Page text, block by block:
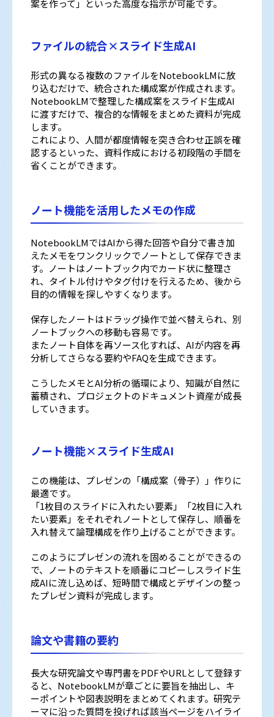
案を作って」といった高度な指示が可能です。
ファイルの統合×スライド生成AI
形式の異なる複数のファイルをNotebookLMに放
り込むだけで、統合された構成案が作成されます。
NotebookLMで整理した構成案をスライド生成AI
に渡すだけで、複合的な情報をまとめた資料が完成
します。
これにより、人間が都度情報を突き合わせ正誤を確
認するといった、資料作成における初段階の手間を
省くことができます。
ノート機能を活用したメモの作成
NotebookLMではAIから得た回答や自分で書き加
えたメモをワンクリックでノートとして保存できま
す。ノートはノートブック内でカード状に整理さ
れ、タイトル付けやタグ付けを行えるため、後から
目的の情報を探しやすくなります。
保存したノートはドラッグ操作で並べ替えられ、別
ノートブックへの移動も容易です。
またノート自体を再ソース化すれば、AIが内容を再
分析してさらなる要約やFAQを生成できます。
こうしたメモとAI分析の循環により、知識が自然に
蓄積され、プロジェクトのドキュメント資産が成長
していきます。
ノート機能×スライド生成AI
この機能は、プレゼンの「構成案（骨子）」作りに
最適です。
「1枚目のスライドに入れたい要素」「2枚目に入れ
たい要素」をそれぞれノートとして保存し、順番を
入れ替えて論理構成を作り上げることができます。
このようにプレゼンの流れを固めることができるの
で、ノートのテキストを順番にコピーしスライド生
成AIに流し込めば、短時間で構成とデザインの整っ
たプレゼン資料が完成します。
論文や書籍の要約
長大な研究論文や専門書をPDFやURLとして登録す
ると、NotebookLMが章ごとに要旨を抽出し、キ
ーポイントや図表説明をまとめてくれます。研究テ
ーマに沿った質問を投げれば該当ページをハイライ